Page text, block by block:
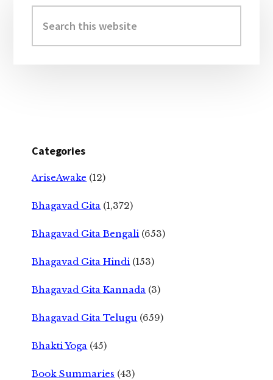
Sidebar
this
website
Categories
AriseAwake (12)
Bhagavad Gita (1,372)
Bhagavad Gita Bengali (653)
Bhagavad Gita Hindi (153)
Bhagavad Gita Kannada (3)
Bhagavad Gita Telugu (659)
Bhakti Yoga (45)
Book Summaries (43)